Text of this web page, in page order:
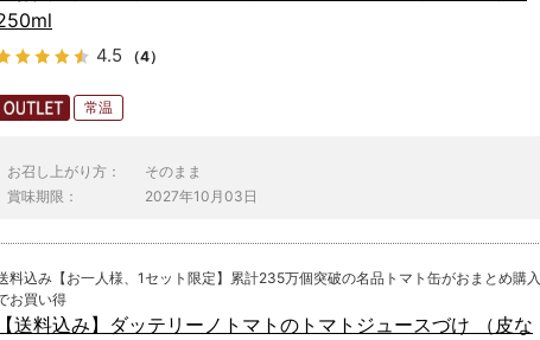
4.5 （4）
常温
お召し上がり方：
そのまま
賞味期限：
2027年10月03日
料込み【お一人様、1セット限定】累計235万個突破の名品トマト缶がおまとめ購入
お買い得
【送料込み】ダッテリーノトマトのトマトジュースづけ （皮な